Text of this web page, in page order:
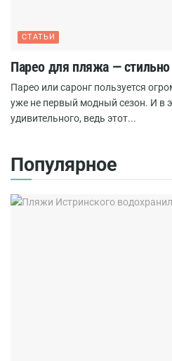
СТАТЬИ
Парео для пляжа —
Парео или саронг пользуется
уже не первый модный сезон. И в
удивительного, ведь этот...
Популярное